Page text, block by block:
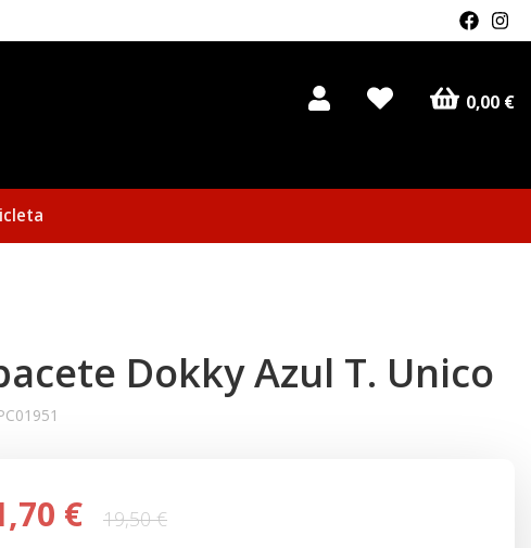
0,00 €
Dokky Azul T. Unico
€ 19,50 €